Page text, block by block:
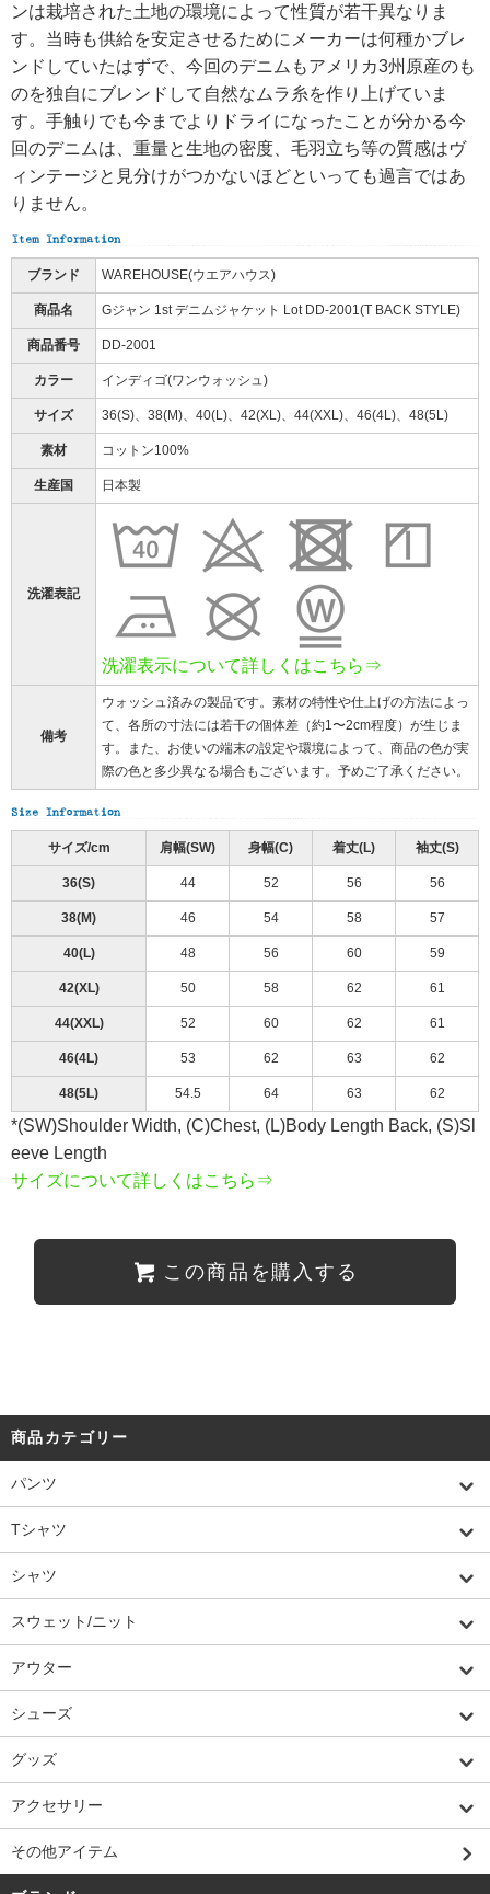
ンは栽培された土地の環境によって性質が若干異なりま
す。当時も供給を安定させるためにメーカーは何種かブレ
ンドしていたはずで、今回のデニムもアメリカ3州原産のも
のを独自にブレンドして自然なムラ糸を作り上げていま
す。手触りでも今までよりドライになったことが分かる今
回のデニムは、重量と生地の密度、毛羽立ち等の質感はヴ
ィンテージと見分けがつかないほどといっても過言ではあ
りません。
ブランド WAREHOUSE(ウエアハウス)
商品名 Gジャン 1st デニムジャケット Lot DD-2001(T BACK STYLE)
商品番号 DD-2001
カラー インディゴ(ワンウォッシュ)
サイズ 36(S)、38(M)、40(L)、42(XL)、44(XXL)、46(4L)、48(5L)
素材 コットン100%
生産国 日本製
洗濯表記
洗濯表示について詳しくはこちら⇒
備考
ウォッシュ済みの製品です。素材の特性や仕上げの方法によっ
て、各所の寸法には若干の個体差（約1〜2cm程度）が生じま
す。また、お使いの端末の設定や環境によって、商品の色が実
際の色と多少異なる場合もございます。予めご了承ください。
サイズ/cm 肩幅(SW) 身幅(C) 着丈(L) 袖丈(S)
36(S) 44 52 56 56
38(M) 46 54 58 57
40(L) 48 56 60 59
42(XL) 50 58 62 61
44(XXL) 52 60 62 61
46(4L) 53 62 63 62
48(5L) 54.5 64 63 62
*(SW)Shoulder Width, (C)Chest, (L)Body Length Back, (S)Sl
eeve Length
サイズについて詳しくはこちら⇒
この商品を購入する
商品カテゴリー
パンツ
Tシャツ
シャツ
スウェット/ニット
アウター
シューズ
グッズ
アクセサリー
その他アイテム